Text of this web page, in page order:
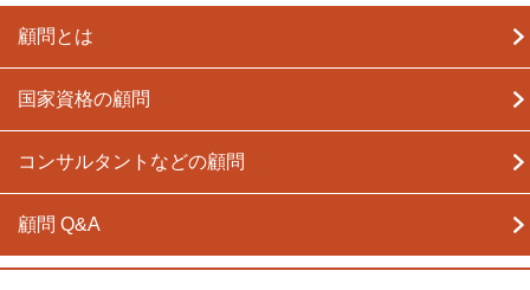
顧問とは
国家資格の顧問
コンサルタントなどの顧問
顧問 Q&A